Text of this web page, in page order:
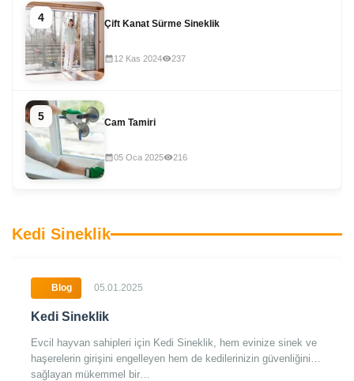
Kedi Sineklik
Blog 05.01.2025
Kedi Sineklik
Evcil hayvan sahipleri için Kedi Sineklik, hem evinize sinek ve
haşerelerin girişini engelleyen hem de kedilerinizin güvenliğini
sağlayan mükemmel bir…
4 Çift Kanat Sürme Sineklik
12 Kas 2024 237
5 Cam Tamiri
05 Oca 2025 216